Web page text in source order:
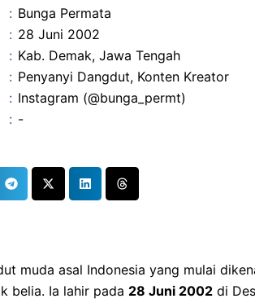
: Bunga Permata
: 28 Juni 2002
: Kab. Demak, Jawa Tengah
: Penyanyi Dangdut, Konten Kreator
: Instagram (@bunga_permt)
: -
muda asal Indonesia yang mulai
belia. Ia lahir pada 28 Juni 2002 di